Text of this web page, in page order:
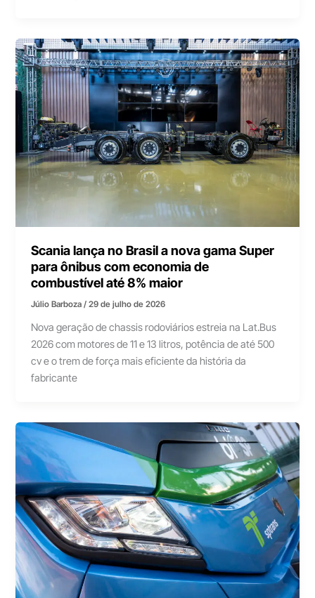
Scania lança no Brasil a nova gama Super
para ônibus com economia de
combustível até 8% maior
Júlio Barboza/29 de julho de 2026
Nova geração de chassis rodoviários estreia na Lat.Bus
2026 com motores de 11 e 13 litros, potência de até 500
cv e o trem de força mais eficiente da história da
fabricante